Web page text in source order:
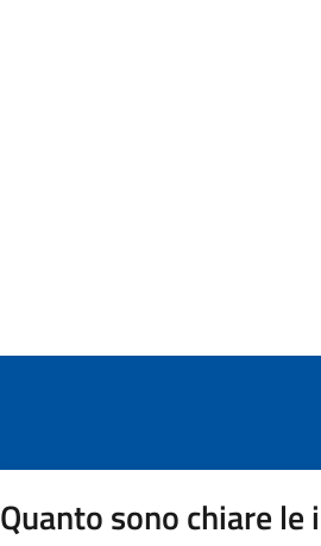
Quanto sono chiare